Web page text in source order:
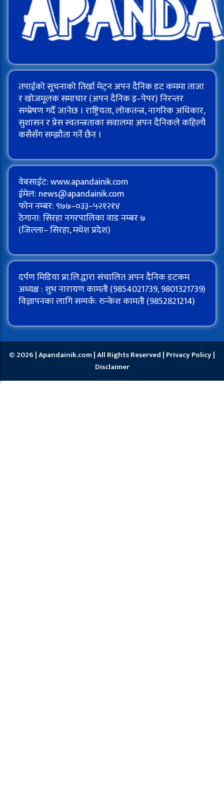
तपाईको सूचनाको तिर्खा मेट्न अपन दैनिक डट कममा ताजा
र खोजमूलक समाचार (अपन दैनिक इ–पेपर) निरन्तर
सम्प्रेषण गर्दै जानेछ । राष्ट्रियता, लोकतन्त्र, नागरिक अधिकार,
सुशासन र प्रेस स्वतन्त्रताका सवालमा अपन दैनिकले कहिल्यै
कसैसँग सम्झौता गर्ने छैन ।
वेबसाईट: www.apandainik.com
ईमेल: news@apandainik.com
फोन नम्बर: ९७७–०३३–५२१२१४
ठेगाना: सिरहा नगरपालिका वाड नम्बर ७
(जिल्ला– सिरहा, मधेश प्रदेश)
दर्पण मिडिया प्रा.लि.द्वारा संचालित अपन दैनिक डटकम
अध्यक्ष : शुभ नारायण कामती (9854021739, 9801321739)
विज्ञापनका लागि सम्पर्क: रुन्केश कामती (9852821214)
© 2026 | Apandainik.com | All Rights Reserved | Privacy Policy|
Disclaimer